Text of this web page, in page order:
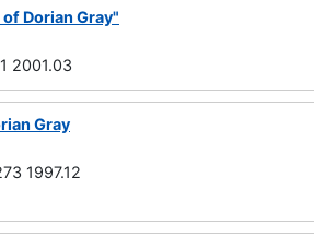
Dorian Gray"
2001.03
Gray
1997.12